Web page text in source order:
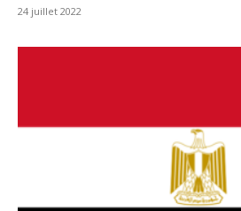
24 juillet 2022